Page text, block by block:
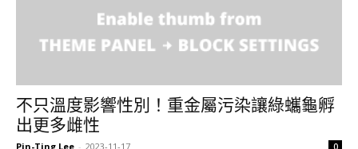
不只溫度影響性別！重金屬污染讓綠蠵龜孵
出更多雌性
Pin-Ting Lee - 2023-11-17 0